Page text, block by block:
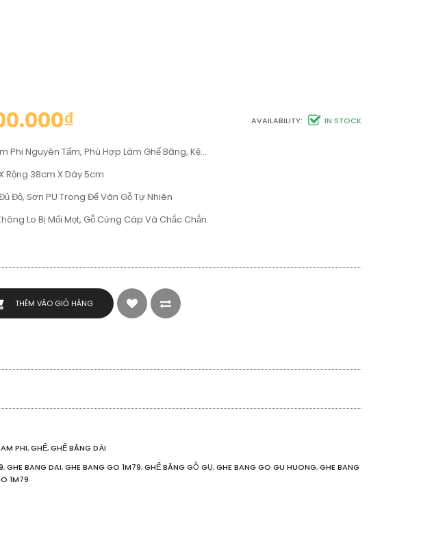
₫ AVAILABILITY: IN STOCK
Phi Nguyên Tấm, Phù Hợp Làm Ghế Băng, Kệ…
Rộng 38cm X Dày 5cm
Độ, Sơn PU Trong Để Vân Gỗ Tự Nhiên
Lo Bị Mối Mọt, Gỗ Cứng Cáp Và Chắc Chắn.
THÊM VÀO GIỎ HÀNG
PHI,GHẾ,GHẾ BĂNG DÀI
,GHE BANG DAI,GHE BANG GO 1M79,GHẾ BĂNG GỖ GỤ,GHE BANG GO GU HUONG,GHE BANG
1M79